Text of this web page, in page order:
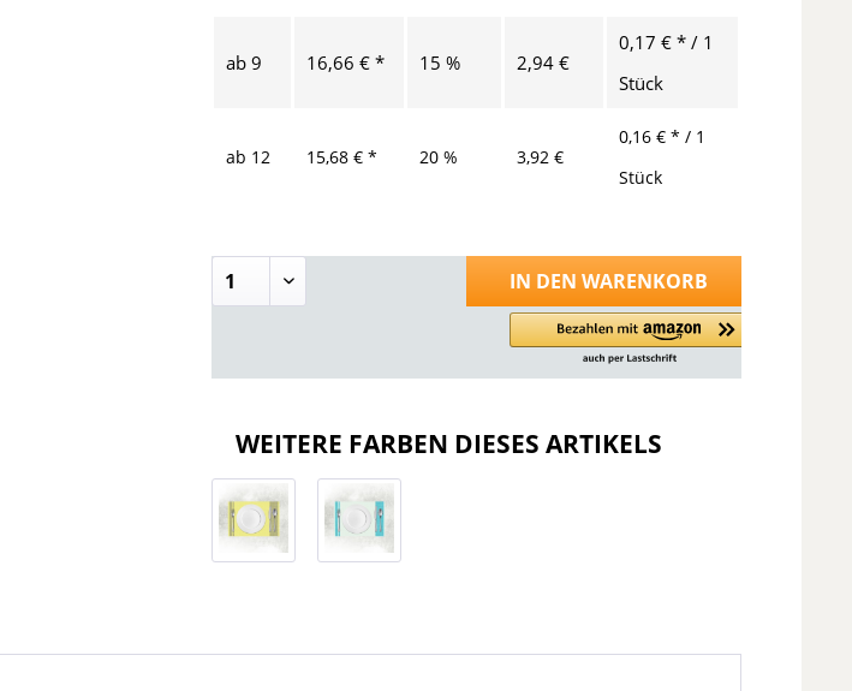
ab9 16,66 € * 15 % 2,94 €
0,17 € * / 1
Stück
ab 12 15,68 € * 20 % 3,92 €
0,16 € * / 1
Stück
IN DEN WARENKORB
WEITERE FARBEN DIESES ARTIKELS